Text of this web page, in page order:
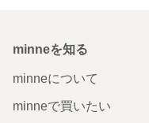
minneを知る
minneについて
minneで買いたい